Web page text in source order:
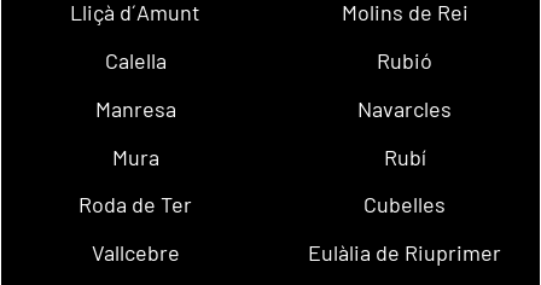
Lliçà d´Amunt
Molins de Rei
Calella
Rubió
Manresa
Navarcles
Mura
Rubí
Roda de Ter
Cubelles
Vallcebre
Eulàlia de Riuprimer